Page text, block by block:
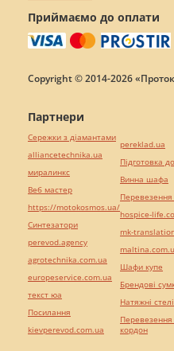
Приймаємо до оплати
Copyright © 2014-2026
Партнери
Сережки з діамантами
alliancetechnika.ua
миралинкс
Веб мастер
https://motokosmos.ua/
Синтезатори
perevod.agency
agrotechnika.com.ua
europeservice.com.ua
текст юа
Посилання
kievperevod.com.ua
pereklad.ua
Підготовка
Винна шафа
Перевезення
hospice-
mk-
Шафи купе
Брендові
Натяжні
Перевезення
кордон